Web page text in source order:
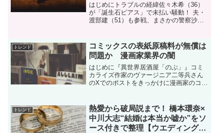
はじめにトラブルの経緯佐々木希（36）
が「誕生石ピアス」で未払い騒動！ 夫・
渡部建（51）も参戦、まさかの警察沙汰
文春オンライン記事よりトラブルを告...
トレンド
コミックスの表紙原稿料が無償は
問題か 漫画家業界の闇
はじめに『異世界居酒屋「のぶ」』コミ
カライズ作家のヴァージニア二等兵さん
のXでのポストをきっかけに漫画家のコミ
書き下ろしも原稿はゼロなんですわ。 そ
れが習慣と編集者が堂...
トレンド
熱愛から破局説まで！ 橋本環奈×
中川大志“結婚は本当か嘘か”をソ
ース付きで整理【ウエディングド